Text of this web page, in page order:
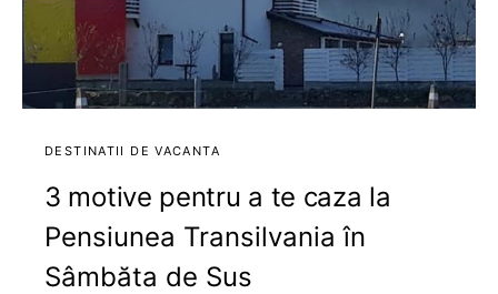
DESTINATII DE VACANTA
3 motive pentru a te caza la
Pensiunea Transilvania în
Sâmbăta de Sus